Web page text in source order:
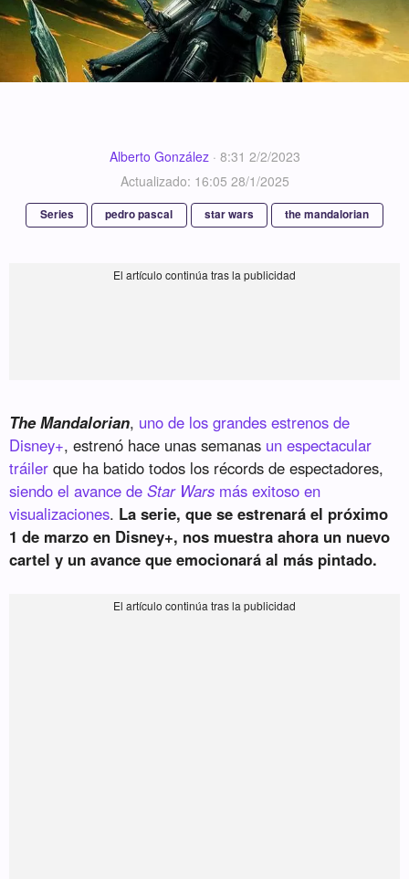
Alberto González· 8:31 2/2/2023
Actualizado: 16:05 28/1/2025
Series pedro pascal star wars the mandalorian
The Mandalorian, uno de los grandes estrenos de
Disney+, estrenó hace unas semanas un espectacular
tráiler que ha batido todos los récords de espectadores,
siendo el avance deStar Wars más exitoso en
visualizaciones. La serie, que se estrenará el próximo
1 de marzo en Disney+, nos muestra ahora un nuevo
cartel y un avance que emocionará al más pintado.